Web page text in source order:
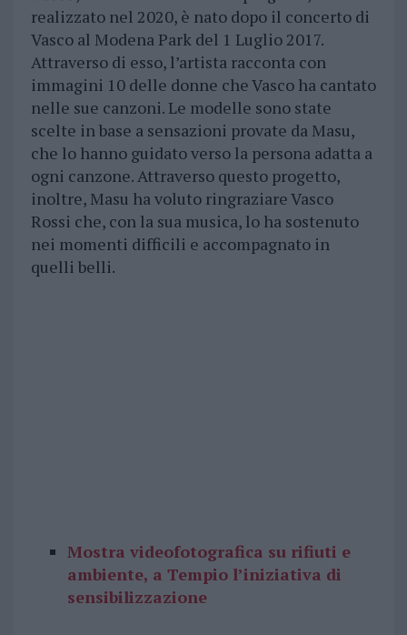
realizzato nel 2020, è nato dopo il concerto di
Vasco al Modena Park del 1 Luglio 2017.
Attraverso di esso, l’artista racconta con
immagini 10 delle donne che Vasco ha cantato
nelle sue canzoni. Le modelle sono state
scelte in base a sensazioni provate da Masu,
che lo hanno guidato verso la persona adatta a
ogni canzone. Attraverso questo progetto,
inoltre, Masu ha voluto ringraziare Vasco
Rossi che, con la sua musica, lo ha sostenuto
nei momenti difficili e accompagnato in
quelli belli.
Mostra videofotografica su rifiuti e
ambiente, a Tempio l’iniziativa di
sensibilizzazione